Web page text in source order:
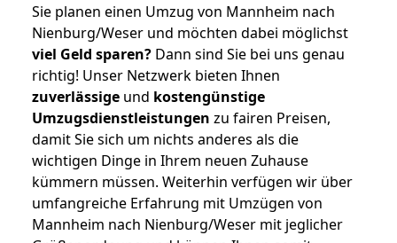
Sie planen einen Umzug von Mannheim nach
Nienburg/Weser und möchten dabei möglichst
viel Geld sparen? Dann sind Sie bei uns genau
richtig! Unser Netzwerk bieten Ihnen
zuverlässige und kostengünstige
Umzugsdienstleistungen zu fairen Preisen,
damit Sie sich um nichts anderes als die
wichtigen Dinge in Ihrem neuen Zuhause
kümmern müssen. Weiterhin verfügen wir über
umfangreiche Erfahrung mit Umzügen von
Mannheim nach Nienburg/Weser mit jeglicher